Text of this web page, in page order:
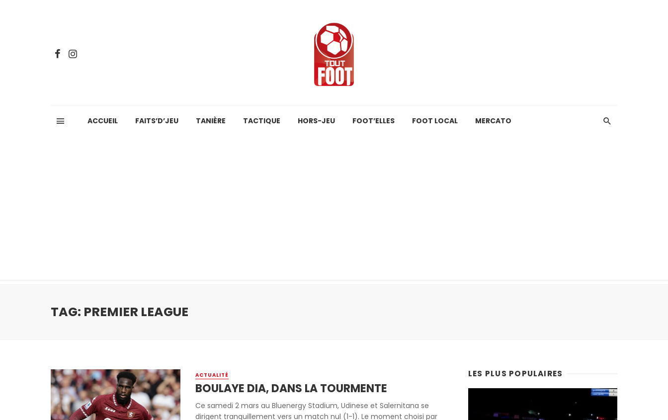
ACCUEIL FAITS’D’JEU TANIÈRE TACTIQUE HORS-JEU FOOT’ELLES FOOT LOCAL MERCATO
TAG: PREMIER LEAGUE
ACTUALITÉ
BOULAYE DIA, DANS LA TOURMENTE
Ce samedi 2 mars au Bluenergy Stadium, Udinese et Salernitana se
dirigent tranquillement vers un match nul (1-1). Le moment choisi par
LES PLUS POPULAIRES